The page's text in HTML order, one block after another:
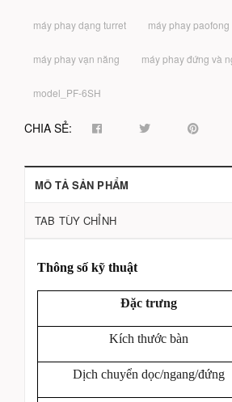
máy phay dạng turret máy phay paofong
máy phay vạn năng máy phay đứng và
model_PF-6SH
CHIA SẺ:
MÔ TẢ SẢN PHẨM
TAB TÙY CHỈNH
Thông số kỹ thuật
Đặc trưng
Kích thước bàn
Dịch chuyển dọc/ngang/đứng